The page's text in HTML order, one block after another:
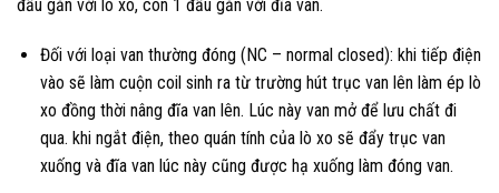
đầu gắn với lò xo, còn 1 đầu gắn với đĩa van.
Đối với loại van thường đóng (NC – normal closed): khi tiếp điện
vào sẽ làm cuộn coil sinh ra từ trường hút trục van lên làm ép lò
xo đồng thời nâng đĩa van lên. Lúc này van mở để lưu chất đi
qua. khi ngắt điện, theo quán tính của lò xo sẽ đẩy trục van
xuống và đĩa van lúc này cũng được hạ xuống làm đóng van.